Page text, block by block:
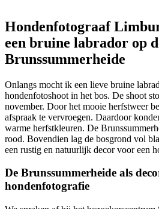
Hondenfotograaf
een bruine labrador op
Brunssummerheide
Onlangs mocht ik een lieve bruine
hondenfotoshoot in het bos. De shoot
november. Door het mooie herfstweer
afspraak te vervroegen. Daardoor
warme herfstkleuren. De
rood. Bovendien lag de bosgrond vol
een rustig en natuurlijk decor voor een
De Brunssummerheide als
hondenfotografie